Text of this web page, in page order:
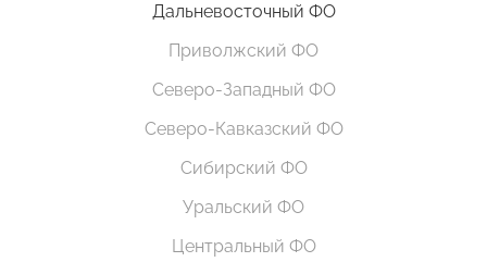
Дальневосточный ФО
Приволжский ФО
Северо-Западный ФО
Северо-Кавказский ФО
Сибирский ФО
Уральский ФО
Центральный ФО